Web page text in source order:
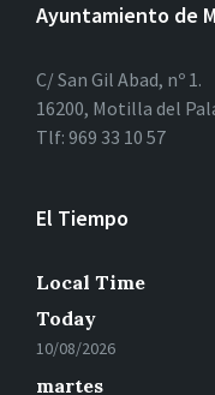
Ayuntamiento de
C/ San Gil Abad, nº 1.
16200, Motilla del
Tlf: 969 33 10 57
El Tiempo
Local Time
Today
10/08/2026
martes